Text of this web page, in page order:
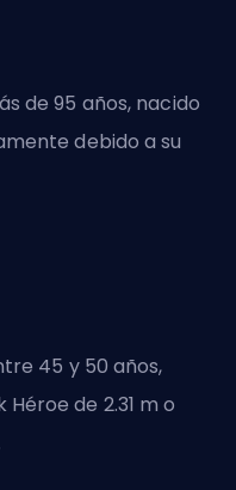
de 95 años, nacido
debido a su
45 y 50 años,
de 2.31 m o